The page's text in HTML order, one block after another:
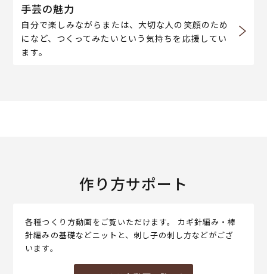
手芸の魅力
自分で楽しみながらまたは、大切な人の笑顔のため
になど、つくってみたいという気持ちを応援してい
ます。
作り方サポート
各種つくり方動画をご覧いただけます。 カギ針編み・棒
針編みの基礎などニットと、刺し子の刺し方などがござ
います。